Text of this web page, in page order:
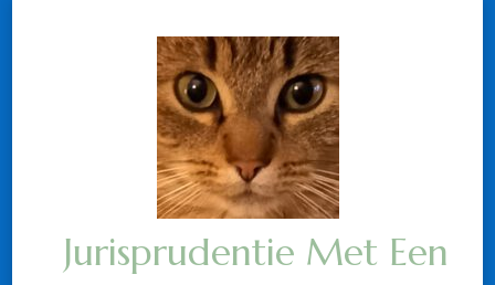
Jurisprudentie Met Een